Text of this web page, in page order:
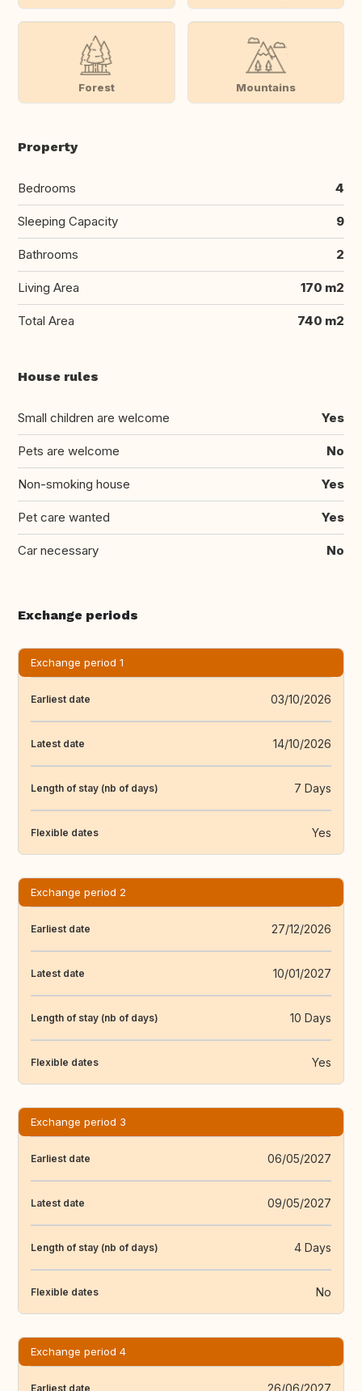
Forest Mountains
Property
Bedrooms 4
Sleeping Capacity 9
Bathrooms 2
Living Area 170 m2
Total Area 740 m2
House rules
Small children are welcome Yes
Pets are welcome No
Non-smoking house Yes
Pet care wanted Yes
Car necessary No
Exchange periods
Exchange period 1
Earliest date 03/10/2026
Latest date 14/10/2026
Length of stay (nb of days) 7 Days
Flexible dates Yes
Exchange period 2
Earliest date 27/12/2026
Latest date 10/01/2027
Length of stay (nb of days) 10 Days
Flexible dates Yes
Exchange period 3
Earliest date 06/05/2027
Latest date 09/05/2027
Length of stay (nb of days) 4 Days
Flexible dates No
Exchange period 4
Earliest date